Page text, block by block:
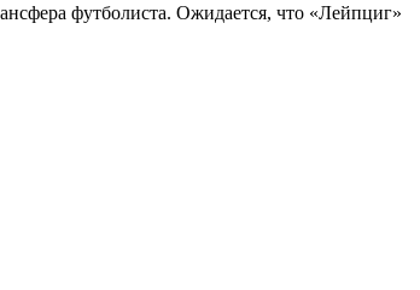
футболиста. Ожидается, что «Лейпциг»